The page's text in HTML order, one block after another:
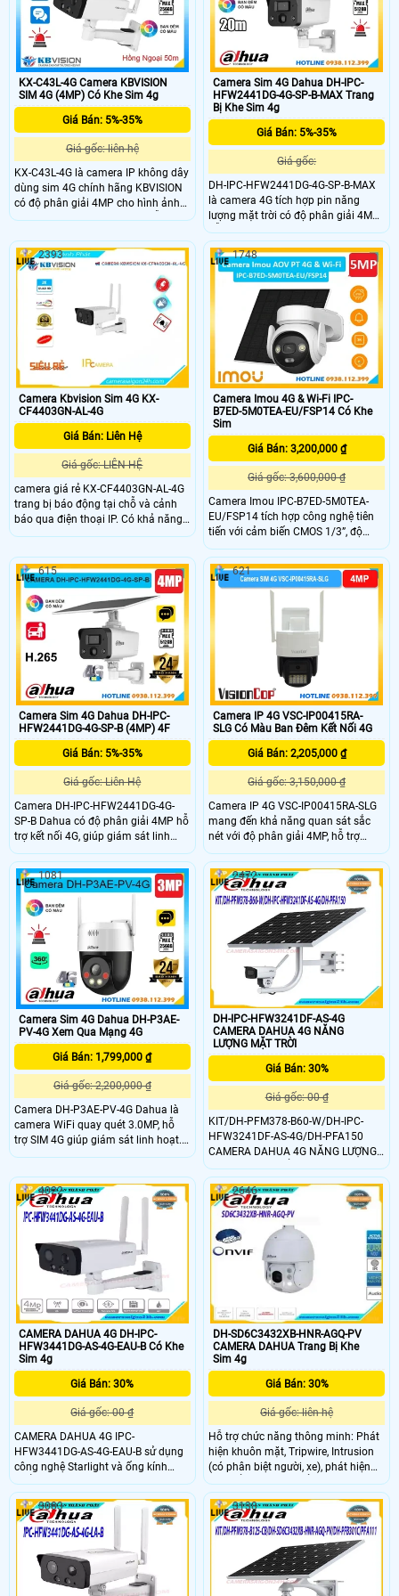
chiều.Hoạt động ổn định với Nano
SIM 4G ở mọi vị trí ngoài trời.
và đạt chuẩn chống nước IP66 phù
hợp lắp ngoài trời.
KX-C43L-4G Camera KBVISION
SIM 4G (4MP) Có Khe Sim 4g
Giá Bán: 5%-35%
Giá gốc: liên hệ
KX-C43L-4G là camera IP không dây
dùng sim 4G chính hãng KBVISION
có độ phân giải 4MP cho hình ảnh
sắc nét, tích hợp mic và loa hỗ trợ
bị hồng ngoại ban đêm 50m, công
nghệ full color 30m hỗ trợ còi hú,
đèn chớp cảnh báo khi phát hiện
người và phương tiện. Camera có
khe cắm thẻ nhớ lên đến 256GB và
đạt chuẩn chống nước bụi IP67 phù
hợp lắp đặt ngoài trời.
Camera Sim 4G Dahua DH-IPC-
HFW2441DG-4G-SP-B-MAX Trang
Bị Khe Sim 4g
Giá Bán: 5%-35%
Giá gốc:
DH-IPC-HFW2441DG-4G-SP-B-MAX
là camera 4G tích hợp pin năng
lượng mặt trời có độ phân giải 4MP,
hỗ trợ đàm thoại 2 chiều và hồng
ngoại ban đêm lên đến 30m.
Camera cho hình ảnh có màu ban
đêm trong phạm vi 20m, hỗ trợ khe
thẻ nhớ lên đến 512GB, phân biệt
được người và xe. Với tính năng
cảnh báo chủ động bằng đèn chớp
và còi hú, camera lý tưởng lắp đặt
tại những khu vực không có điện.
Camera Kbvision Sim 4G KX-
CF4403GN-AL-4G
Giá Bán: Liên Hệ
Giá gốc: LIÊN HỆ
camera giá rẻ KX-CF4403GN-AL-4G
trang bị báo động tại chỗ và cảnh
báo qua điện thoại IP. Có khả năng
giám sát ban đêm với ánh sáng kép
nét. Phù hợp cho công trình, kho
hàng, nhà xưởng với chất lượng Full
Color 30m. Hiệu quả trong việc
chống trộm, tích hợp công nghệ IP,
phù hợp cho hệ thống lớn
2393
Camera Imou 4G & Wi-Fi IPC-
B7ED-5M0TEA-EU/FSP14 Có Khe
Sim
Giá Bán: 3,200,000 ₫
Giá gốc: 3,600,000 ₫
Camera Imou IPC-B7ED-5M0TEA-
EU/FSP14 tích hợp công nghệ tiên
tiến với cảm biến CMOS 1/3”, độ
phân giải 5MP, ống kính 3.6mm góc
nhìn 91°. Hỗ trợ kết nối Wi-Fi
2.4GHz, 4G LTE, đèn hồng ngoại
20m và chuẩn chống nước IP66.
Sản phẩm cung cấp chất lượng hình
ảnh sắc nét, hoạt động ổn định
trong điều kiện khắc nghiệt.
1748
Camera Sim 4G Dahua DH-IPC-
HFW2441DG-4G-SP-B (4MP) 4F
Giá Bán: 5%-35%
Giá gốc: Liên Hệ
Camera DH-IPC-HFW2441DG-4G-
SP-B Dahua có độ phân giải 4MP hỗ
trợ kết nối 4G, giúp giám sát linh
hoạt ở mọi nơi phù hợp lắp đặt ở
nơi ko có mạng. Camera tích hợp
pin năng lượng mặt trời, đàm thoại
hai chiều và AI phân biệt người, xe.
Với hồng ngoại 30m và LED sáng
trắng 20m camera đảm bảo hình
ảnh rõ nét cả ngày lẫn đêm và lưu
trữ dữ liệu trực tiếp trên thẻ nhớ lên
đến 512GB giá rẻ.
615
Camera IP 4G VSC-IP00415RA-
SLG Có Màu Ban Đêm Kết Nối 4G
Giá Bán: 2,205,000 ₫
Giá gốc: 3,150,000 ₫
Camera IP 4G VSC-IP00415RA-SLG
mang đến khả năng quan sát sắc
nét với độ phân giải 4MP, hỗ trợ
quay ngang 355° và dọc 145°. Nhờ
15 đèn LED vàng ấm camera ghi
hình có màu cả ban đêm mà không
cần chiếu sáng hỗ trợ. Tích hợp khe
cắm sim 4G giúp hoạt động độc lập
không cần WiFi dễ dàng giám sát
mọi nơi dù không có mạng cố định.
621
Camera Sim 4G Dahua DH-P3AE-
PV-4G Xem Qua Mạng 4G
Giá Bán: 1,799,000 ₫
Giá gốc: 2,200,000 ₫
Camera DH-P3AE-PV-4G Dahua là
camera WiFi quay quét 3.0MP, hỗ
trợ SIM 4G giúp giám sát linh hoạt.
Camera có hồng ngoại và LED tầm
và đèn chớp báo động. Với chuẩn
chống nước IP66 và khe cắm thẻ
nhớ 256GB camera phù hợp lắp đặt
ngoài trời đảm bảo an ninh hiệu
quả.
1081
DH-IPC-HFW3241DF-AS-4G
CAMERA DAHUA 4G NĂNG
LƯỢNG MẶT TRỜI
Giá Bán: 30%
Giá gốc: 00 ₫
KIT/DH-PFM378-B60-W/DH-IPC-
HFW3241DF-AS-4G/DH-PFA150
CAMERA DAHUA 4G NĂNG LƯỢNG
MẶT TRỜI ghi điểm trong mắt người
dùng bởi hệ thống phần mềm quản
lý thông minh PSS, DSS, DMSS. Đặc
biệt là công nghệ SMD 3.0 giúp hạn
chế tối đa tình trạng báo động sai
cũng như nâng cao khoảng cách
phát hiện của thiết bị
2472
CAMERA DAHUA 4G DH-IPC-
HFW3441DG-AS-4G-EAU-B Có Khe
Sim 4g
Giá Bán: 30%
Giá gốc: 00 ₫
CAMERA DAHUA 4G IPC-
HFW3441DG-AS-4G-EAU-B sử dụng
công nghệ Starlight và ống kính
khẩu độ lớn của nó cũng cho phép
máy ảnh tạo ra hình ảnh rõ ràng,
sống động ngay cả trong điều kiện
ánh sáng yếu điều kiện. CAMERA
EAU-B tích hợp Mô-đun 4G hiệu suất
cao phù hợp với tất cả các mạng di
4022
DH-SD6C3432XB-HNR-AGQ-PV
CAMERA DAHUA Trang Bị Khe
Sim 4g
Giá Bán: 30%
Giá gốc: liên hệ
Hỗ trợ chức năng thông minh: Phát
hiện khuôn mặt, Tripwire, Intrusion
(có phân biệt người, xe), phát hiện
vật thể bỏ rơi, vật thể bị lấy mất, di
chuyển nhanh, đỗ xe trái phép, tụ
tập đám đông, SMD Plus. Chức
năng tuần tra: 300 điểm, 8 tour, 5
pattern, 5 scan, pan, idle motion. Hỗ
trợ chức năng Auto Tracking theo
đối tượng
2646
3083 3138